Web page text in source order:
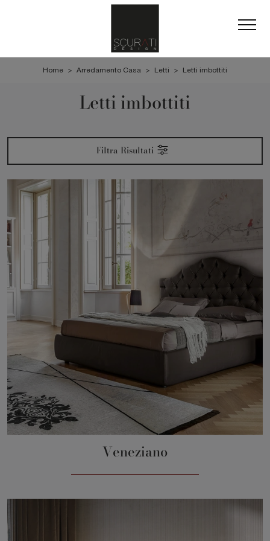
Home > Arredamento Casa > Letti > Letti imbottiti
Letti imbottiti
Filtra Risultati
Veneziano